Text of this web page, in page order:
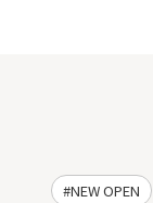
NEW OPEN